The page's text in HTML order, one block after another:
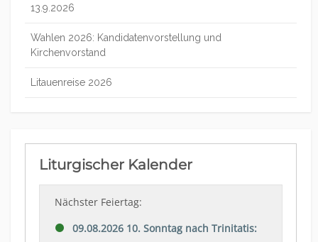
13.9.2026
Wahlen 2026: Kandidatenvorstellung und
Kirchenvorstand
Litauenreise 2026